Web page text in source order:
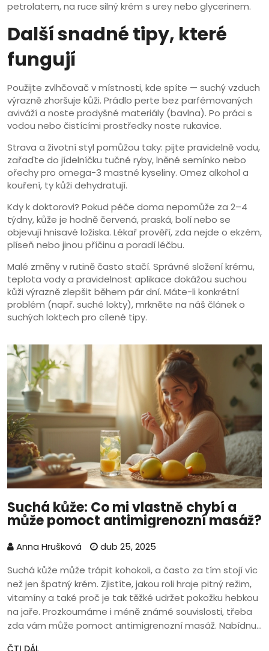
petrolatem, na ruce silný krém s urey nebo glycerinem.
Další snadné tipy, které
fungují
Použijte zvlhčovač v místnosti, kde spíte — suchý vzduch
výrazně zhoršuje kůži. Prádlo perte bez parfémovaných
aviváží a noste prodyšné materiály (bavlna). Po práci s
vodou nebo čistícími prostředky noste rukavice.
Strava a životní styl pomůžou taky: pijte pravidelně vodu,
zařaďte do jídelníčku tučné ryby, lněné semínko nebo
ořechy pro omega-3 mastné kyseliny. Omez alkohol a
kouření, ty kůži dehydratují.
Kdy k doktorovi? Pokud péče doma nepomůže za 2–4
týdny, kůže je hodně červená, praská, bolí nebo se
objevují hnisavé ložiska. Lékař prověří, zda nejde o ekzém,
plíseň nebo jinou příčinu a poradí léčbu.
Malé změny v rutině často stačí. Správné složení krému,
teplota vody a pravidelnost aplikace dokážou suchou
kůži výrazně zlepšit během pár dní. Máte-li konkrétní
problém (např. suché lokty), mrkněte na náš článek o
suchých loktech pro cílené tipy.
Suchá kůže: Co mi vlastně chybí a
může pomoct antimigrenozní masáž?
Anna Hrušková
dub 25, 2025
Suchá kůže může trápit kohokoli, a často za tím stojí víc
než jen špatný krém. Zjistíte, jakou roli hraje pitný režim,
vitamíny a také proč je tak těžké udržet pokožku hebkou
na jaře. Prozkoumáme i méně známé souvislosti, třeba
zda vám může pomoct antimigrenozní masáž. Nabídnu
ČTI DÁL